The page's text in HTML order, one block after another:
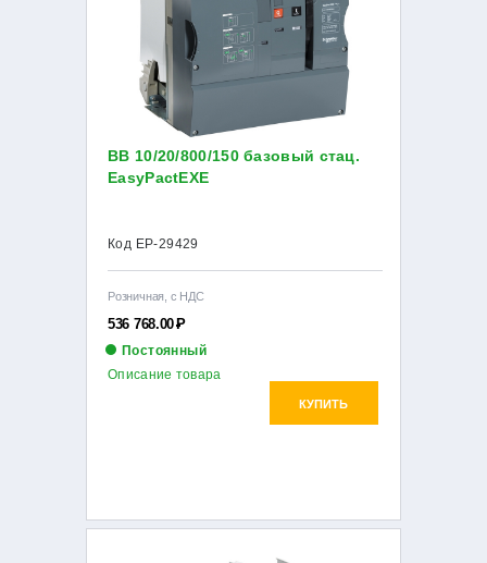
ВВ 10/20/800/150 базовый стац.
EasyPactEXE
Код EP-29429
Розничная, с НДС
536 768.00Р
Постоянный
КУПИТЬ
Описание товара